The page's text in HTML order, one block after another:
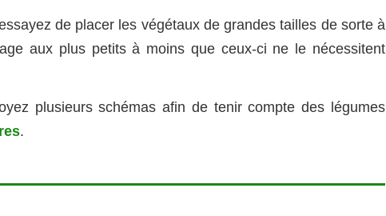
de placer les végétaux de grandes tailles de sorte à
aux plus petits à moins que ceux-ci ne le nécessitent
plusieurs schémas afin de tenir compte des légumes
.